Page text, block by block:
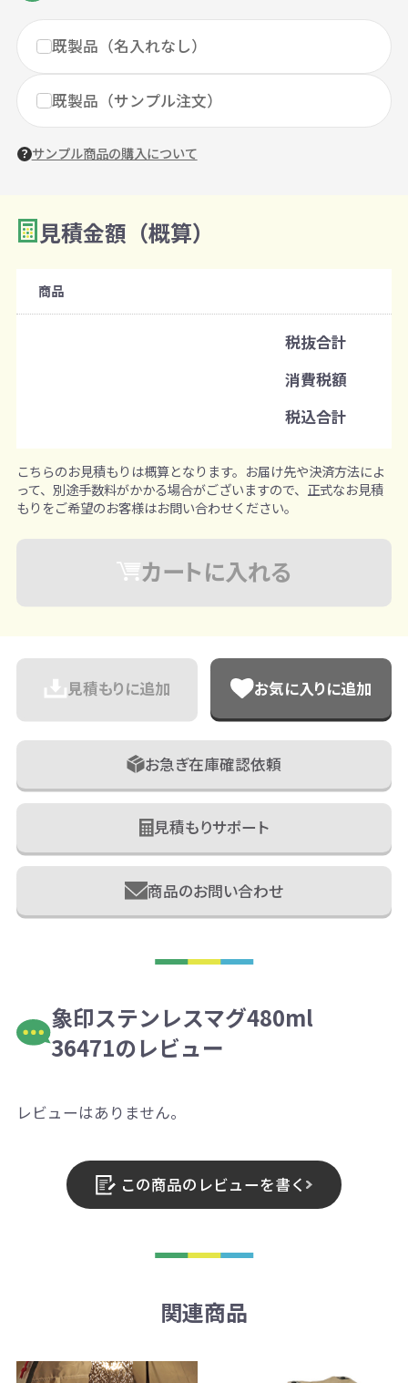
既製品（名入れなし）
既製品（サンプル注文）
サンプル商品の購入について
2 数量を入力
購入条件
※既製品サンプルは各色3個まで
見積金額（概算）
商品
税抜合計
消費税額
税込合計
こちらのお見積もりは概算となります。お届け先や決済方法によ
って、別途手数料がかかる場合がございますので、正式なお見積
もりをご希望のお客様はお問い合わせください。
カートに入れる
見積もりに追加 お気に入りに追加
お急ぎ在庫確認依頼
見積もりサポート
商品のお問い合わせ
象印ステンレスマグ480ml
36471のレビュー
レビューはありません。
この商品のレビューを書く
関連商品